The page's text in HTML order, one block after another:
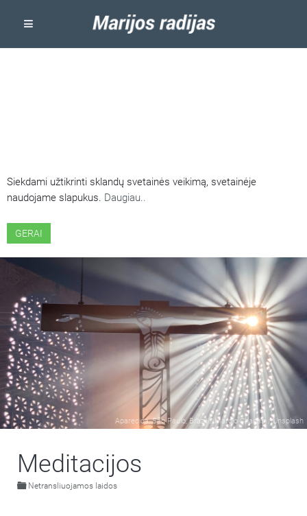
Siekdami užtikrinti sklandų svetainės veikimą, svetainėje
naudojame slapukus. Daugiau..
GERAI
Aparecida, São Paulo, Brazil /Marcio Chagas /Unsplash
Meditacijos
Netransliuojamos laidos